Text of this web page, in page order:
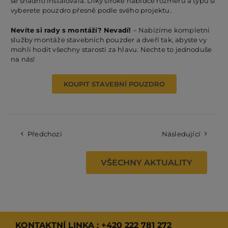
vyberete pouzdro přesně podle svého projektu.
Nevíte si rady s montáží? Nevadí! – Nabízíme kompletní
služby montáže stavebních pouzder a dveří tak, abyste vy
mohli hodit všechny starosti za hlavu. Nechte to jednoduše
na nás!
KOUPIT STAVEBNÍ POUZDRO
Předchozí Následující
VŠECHNY AKTUALITY
KONTAKTNÍ LINKA : +420 222 781 272